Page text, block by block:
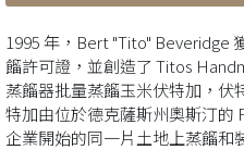
1995 年，Bert "Tito" Beveridge
餾許可證，並創造了 Titos
蒸餾器批量蒸餾玉米伏特加，
特加由位於德克薩斯州奧斯汀的
企業開始的同一片土地上蒸餾和